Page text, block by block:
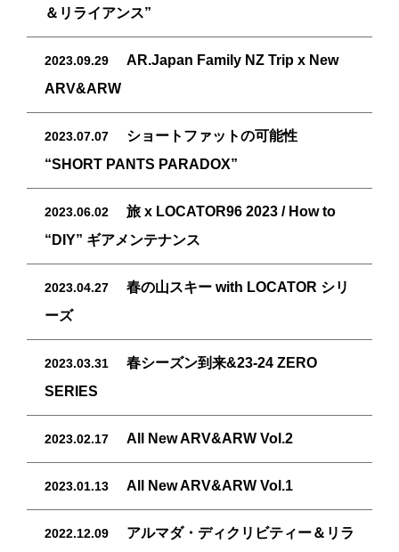
＆リライアンス”
2023.09.29
AR.Japan Family NZ Trip x New
ARV&ARW
2023.07.07
ショートファットの可能性
“SHORT PANTS PARADOX”
2023.06.02
旅 x LOCATOR96 2023 / How to
“DIY” ギアメンテナンス
2023.04.27
春の山スキー with LOCATOR シリ
ーズ
2023.03.31
春シーズン到来&23-24 ZERO
SERIES
2023.02.17 All New ARV&ARW Vol.2
2023.01.13 All New ARV&ARW Vol.1
2022.12.09
アルマダ・ディクリビティー＆リラ